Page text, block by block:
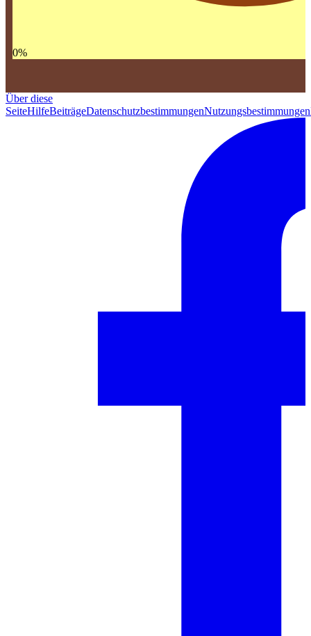
0%
Über diese
SeiteHilfeBeiträgeDatenschutzbestimmungenNutzungsbestimmungen